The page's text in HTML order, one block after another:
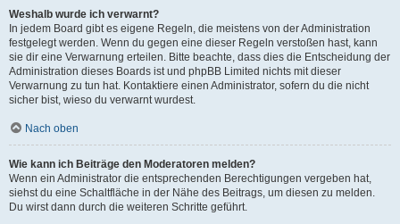
Weshalb wurde ich verwarnt?
In jedem Board gibt es eigene Regeln, die meistens von der Administration
festgelegt werden. Wenn du gegen eine dieser Regeln verstoßen hast, kann
sie dir eine Verwarnung erteilen. Bitte beachte, dass dies die Entscheidung der
Administration dieses Boards ist und phpBB Limited nichts mit dieser
Verwarnung zu tun hat. Kontaktiere einen Administrator, sofern du die nicht
sicher bist, wieso du verwarnt wurdest.
Nach oben
Wie kann ich Beiträge den Moderatoren melden?
Wenn ein Administrator die entsprechenden Berechtigungen vergeben hat,
siehst du eine Schaltfläche in der Nähe des Beitrags, um diesen zu melden.
Du wirst dann durch die weiteren Schritte geführt.